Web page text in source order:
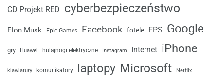
CD Projekt RED cyberbezpieczeństwo
Elon Musk Epic Games Facebook fotele FPS Google
gry Huawei hulajnogi elektryczne Instagram Internet iPhone
klawiatury komunikatory laptopy Microsoft Netflix